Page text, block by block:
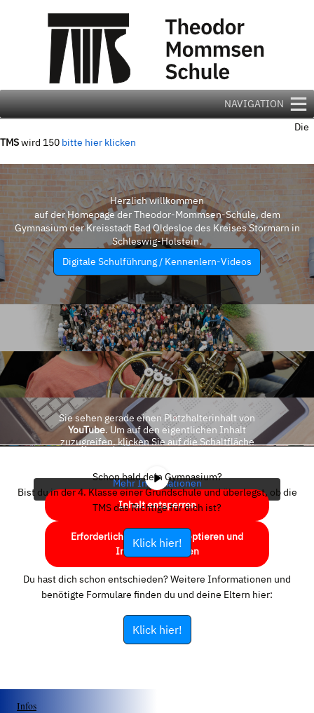
NAVIGATION
Die
TMSwird 150 bitte hier klicken
Herzlich willkommen
auf der Homepage der Theodor-Mommsen-Schule, dem
Gymnasium der Kreisstadt Bad Oldesloe des Kreises Stormarn in
Schleswig-Holstein.
Digitale Schulführung / Kennenlern-Videos
Sie sehen gerade einen Platzhalterinhalt von
YouTube. Um auf den eigentlichen Inhalt
zuzugreifen, klicken Sie auf die Schaltfläche
Mehr Informationen
Inhalt entsperren
Erforderlichen Service akzeptieren und
Inhalte entsperren
Schon bald dein Gymnasium?
Bist du in der 4. Klasse einer Grundschule und überlegst, ob die
TMS das Richtige für dich ist?
Klick hier!
Du hast dich schon entschieden? Weitere Informationen und
benötigte Formulare finden du und deine Eltern hier:
Klick hier!
Infos